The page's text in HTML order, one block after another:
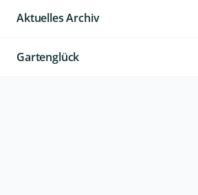
Aktuelles Archiv
Gartenglück